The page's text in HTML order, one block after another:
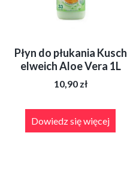
Płyn do płukania Kusch
elweich Aloe Vera 1L
10,90 zł
Dowiedz się więcej